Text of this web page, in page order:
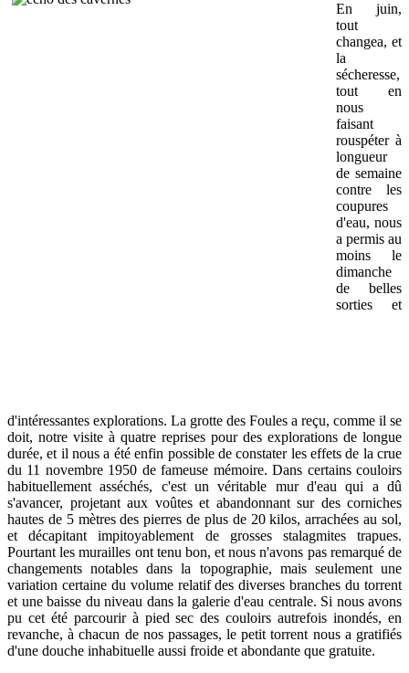
En juin,
tout
changea, et
la
sécheresse,
tout en
nous
faisant
rouspéter à
longueur
de semaine
contre les
coupures
d'eau, nous
a permis au
moins le
dimanche
de belles
sorties et
d'intéressantes explorations. La grotte des Foules a reçu, comme il se
doit, notre visite à quatre reprises pour des explorations de longue
durée, et il nous a été enfin possible de constater les effets de la crue
du 11 novembre 1950 de fameuse mémoire. Dans certains couloirs
habituellement asséchés, c'est un véritable mur d'eau qui a dû
s'avancer, projetant aux voûtes et abandonnant sur des corniches
hautes de 5 mètres des pierres de plus de 20 kilos, arrachées au sol,
et décapitant impitoyablement de grosses stalagmites trapues.
Pourtant les murailles ont tenu bon, et nous n'avons pas remarqué de
changements notables dans la topographie, mais seulement une
variation certaine du volume relatif des diverses branches du torrent
et une baisse du niveau dans la galerie d'eau centrale. Si nous avons
pu cet été parcourir à pied sec des couloirs autrefois inondés, en
revanche, à chacun de nos passages, le petit torrent nous a gratifiés
d'une douche inhabituelle aussi froide et abondante que gratuite.